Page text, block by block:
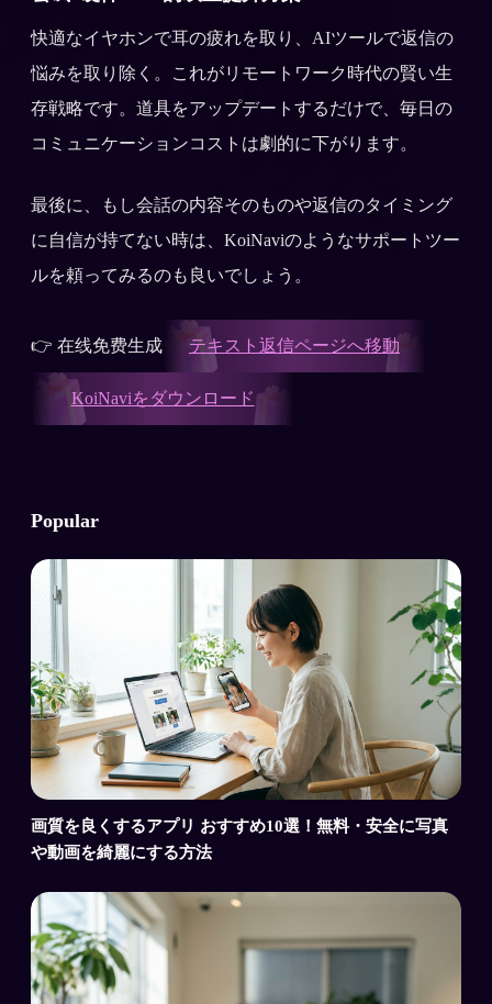
快適なイヤホンで耳の疲れを取り、AIツールで返信の
悩みを取り除く。これがリモートワーク時代の賢い生
存戦略です。道具をアップデートするだけで、毎日の
コミュニケーションコストは劇的に下がります。
最後に、もし会話の内容そのものや返信のタイミング
に自信が持てない時は、KoiNaviのようなサポートツー
ルを頼ってみるのも良いでしょう。
👉 在线免费生成 テキスト返信ページへ移動
KoiNaviをダウンロード
Popular
画質を良くするアプリ おすすめ10選！無料・安全に写真
や動画を綺麗にする方法